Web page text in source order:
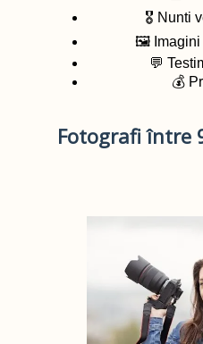
🎖️ Nunti
🖼️ Imagini
💬
💰
Fotografi între